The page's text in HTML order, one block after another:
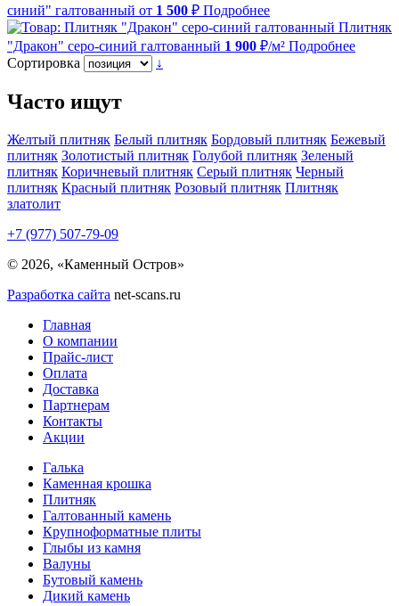
синий" галтованный от 1 500 ₽ Подробнее
Плитняк
"Дракон" серо-синий галтованный 1 900 ₽/м² Подробнее
Сортировка
↓
Часто ищут
Желтый плитняк Белый плитняк Бордовый плитняк Бежевый
плитняк Золотистый плитняк Голубой плитняк Зеленый
плитняк Коричневый плитняк Серый плитняк Черный
плитняк Красный плитняк Розовый плитняк Плитняк
златолит
+7 (977) 507-79-09
© 2026, «Каменный Остров»
Разработка сайта net-scans.ru
Главная
О компании
Прайс-лист
Оплата
Доставка
Партнерам
Контакты
Акции
Галька
Каменная крошка
Плитняк
Галтованный камень
Крупноформатные плиты
Глыбы из камня
Валуны
Бутовый камень
Дикий камень